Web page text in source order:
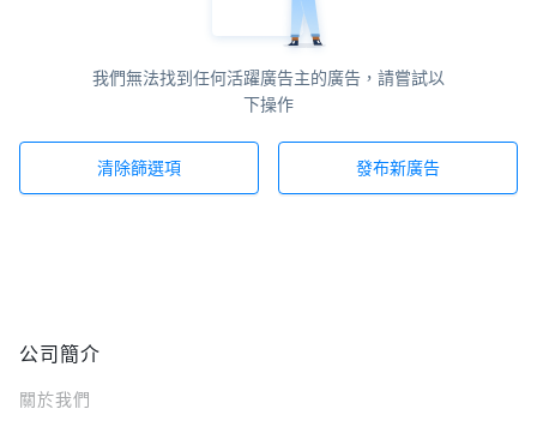
我們無法找到任何活躍廣告主的廣告，請嘗試以
下操作
清除篩選項 發布新廣告
公司簡介
關於我們